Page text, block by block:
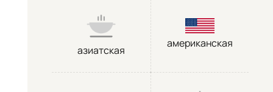
азиатская
американская